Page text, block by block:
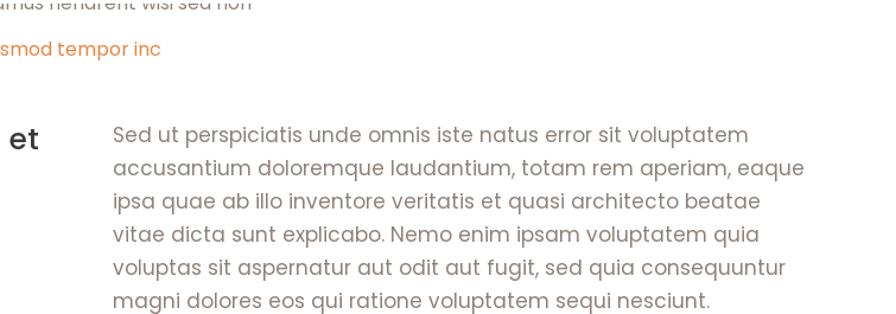
tempor inc
et
Sed ut perspiciatis unde omnis iste natus error sit voluptatem
accusantium doloremque laudantium, totam rem aperiam, eaque
ipsa quae ab illo inventore veritatis et quasi architecto beatae
vitae dicta sunt explicabo. Nemo enim ipsam voluptatem quia
voluptas sit aspernatur aut odit aut fugit, sed quia consequuntur
magni dolores eos qui ratione voluptatem sequi nesciunt.